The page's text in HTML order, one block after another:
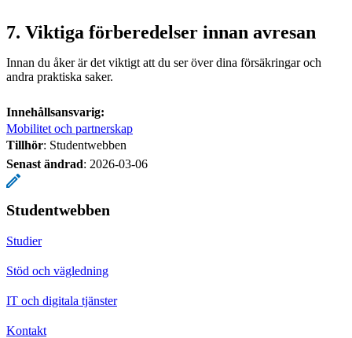
7. Viktiga förberedelser innan avresan
Innan du åker är det viktigt att du ser över dina försäkringar och
andra praktiska saker.
Innehållsansvarig:
Mobilitet och partnerskap
Tillhör: Studentwebben
Senast ändrad: 2026-03-06
Studentwebben
Studier
Stöd och vägledning
IT och digitala tjänster
Kontakt